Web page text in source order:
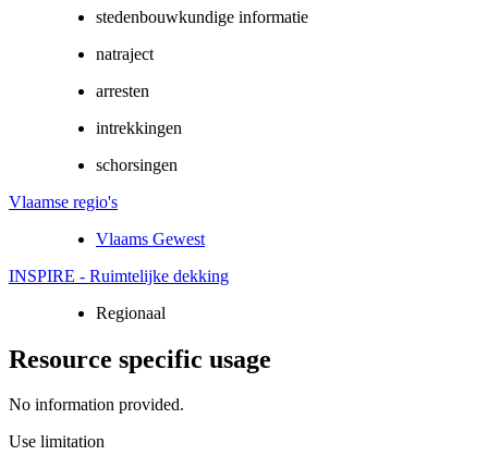
stedenbouwkundige informatie
natraject
arresten
intrekkingen
schorsingen
Vlaamse regio's
Vlaams Gewest
INSPIRE - Ruimtelijke dekking
Regionaal
Resource specific usage
No information provided.
Use limitation